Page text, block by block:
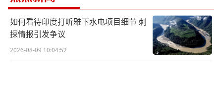
党内极右翼势力依然活跃。第三方势力如首尔
市长吴世勋和前法务部长曹国也有意参选，如
果李在明因官司退选，选举局势可能更加复
杂。
如何看待印度打听雅下水电项目细节 刺
探情报引发争议
2026-08-09 10:04:52